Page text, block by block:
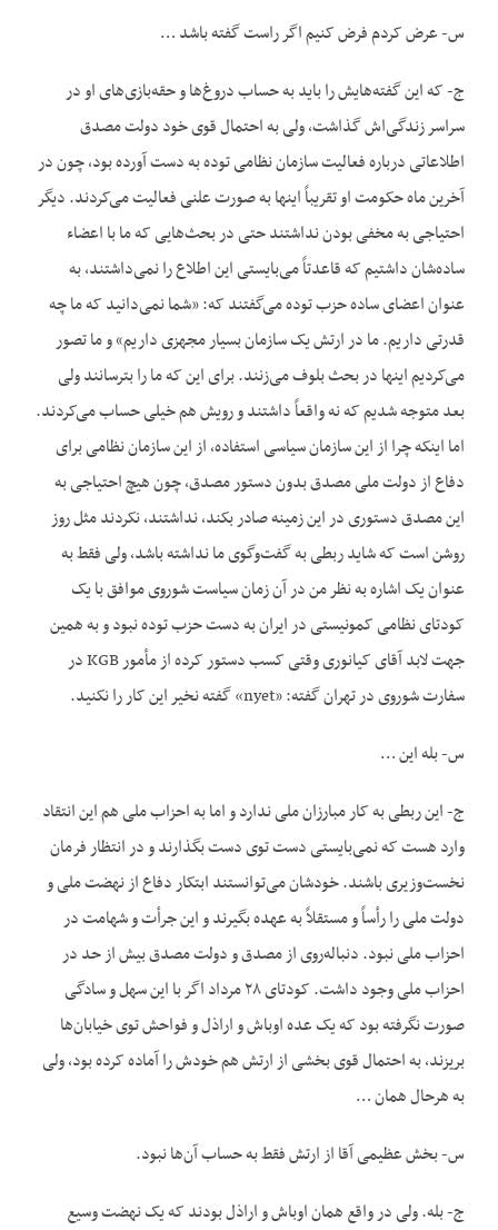
س- عرض کردم فرض کنیم اگر راست گفته باشد …
ج- که این گفته‌هایش را باید به حساب دروغ‌ها و حقه‌بازی‌های او در
سراسر زندگی‌اش گذاشت، ولی به احتمال قوی خود دولت مصدق
اطلاعاتی درباره فعالیت سازمان نظامی توده به دست آورده بود، چون در
آخرین ماه حکومت او تقریباً اینها به صورت علنی فعالیت می‌کردند. دیگر
احتیاجی به مخفی بودن نداشتند حتی در بحث‌‌هایی که ما با اعضاء
ساده‌شان داشتیم که قاعدتاً می‌بایستی این اطلاع را نمی‌‌داشتند، به
عنوان اعضای ساده حزب توده می‌گفتند که: «شما نمی‌‌دانید که ما چه
قدرتی داریم. ما در ارتش یک سازمان بسیار مجهزی داریم» و ما تصور
می‌کردیم اینها در بحث بلوف می‌زنند. برای این که ما را بترسانند ولی
بعد متوجه شدیم که نه واقعاً داشتند و رویش هم خیلی حساب می‌کردند.
اما اینکه چرا از این سازمان سیاسی استفاده، از این سازمان نظامی برای
دفاع از دولت ملی مصدق بدون دستور مصدق، چون هیچ احتیاجی به
این مصدق دستوری در این زمینه صادر بکند، نداشتند، نکردند مثل روز
روشن است که شاید ربطی به گفت‌وگوی ما نداشته باشد، ولی فقط به
عنوان یک اشاره به نظر من در آن زمان سیاست شوروی موافق با یک
کودتای نظامی کمونیستی در ایران به دست حزب توده نبود و به همین
جهت لابد آقای کیانوری وقتی کسب دستور کرده از مأمور KGB در
سفارت شوروی در تهران گفته: «nyet» گفته نخیر این کار را نکنید.
س- بله این …
ج- این ربطی به کار مبارزان ملی ندارد و اما به احزاب ملی هم این انتقاد
وارد هست که نمی‌‌بایستی دست توی دست بگذارند و در انتظار فرمان
نخست‌وزیری باشند. خودشان می‌توانستند ابتکار دفاع از نهضت ملی و
دولت ملی را رأساً و مستقلاً به عهده بگیرند و این جرأت و شهامت در
احزاب ملی نبود. دنباله‌روی از مصدق و دولت مصدق بیش از حد در
احزاب ملی وجود داشت. کودتای ۲۸ مرداد اگر با این سهل و سادگی
صورت نگرفته بود که یک عده اوباش و اراذل و فواحش توی خیابان‌ها
بریزند، به احتمال قوی بخشی از ارتش هم خودش را آماده کرده بود، ولی
به هرحال همان …
س- بخش عظیمی آقا از ارتش فقط به حساب آن‌ها نبود.
ج- بله. ولی در واقع همان اوباش و اراذل بودند که یک نهضت وسیع